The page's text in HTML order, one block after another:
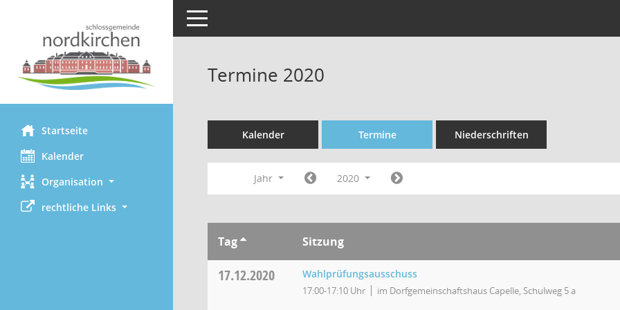
Startseite
Kalender
Organisation
rechtliche Links
Toggle navigation
Termine 2020
Kalender Termine Niederschriften
Jahr 2020
Tag Sitzung
17.12.2020 Wahlprüfungsausschuss
17:00-17:10 Uhr im Dorfgemeinschaftshaus Capelle, Schulweg 5 a